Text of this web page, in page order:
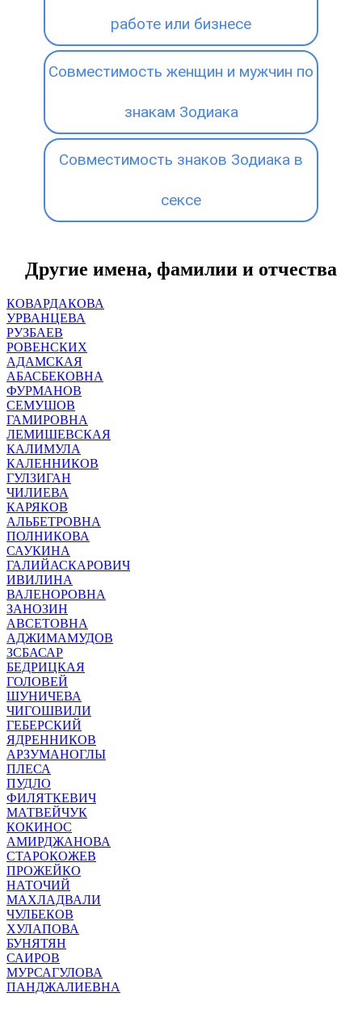
работе или бизнесе
Совместимость женщин и мужчин по
знакам Зодиака
Совместимость знаков Зодиака в
сексе
Другие имена, фамилии и отчества
КОВАРДАКОВА
УРВАНЦЕВА
РУЗБАЕВ
РОВЕНСКИХ
АДАМСКАЯ
АБАСБЕКОВНА
ФУРМАНОВ
СЕМУШОВ
ГАМИРОВНА
ЛЕМИШЕВСКАЯ
КАЛИМУЛА
КАЛЕННИКОВ
ГУЛЗИГАН
ЧИЛИЕВА
КАРЯКОВ
АЛЬБЕТРОВНА
ПОЛНИКОВА
САУКИНА
ГАЛИЙАСКАРОВИЧ
ИВИЛИНА
ВАЛЕНОРОВНА
ЗАНОЗИН
АВСЕТОВНА
АДЖИМАМУДОВ
ЗСБАСАР
БЕДРИЦКАЯ
ГОЛОВЕЙ
ШУНИЧЕВА
ЧИГОШВИЛИ
ГЕБЕРСКИЙ
ЯДРЕННИКОВ
АРЗУМАНОГЛЫ
ПЛЕСА
ПУДЛО
ФИЛЯТКЕВИЧ
МАТВЕЙЧУК
КОКИНОС
АМИРДЖАНОВА
СТАРОКОЖЕВ
ПРОЖЕЙКО
НАТОЧИЙ
МАХЛАДВАЛИ
ЧУЛБЕКОВ
ХУЛАПОВА
БУНЯТЯН
САИРОВ
МУРСАГУЛОВА
ПАНДЖАЛИЕВНА